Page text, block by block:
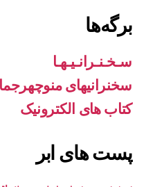
برگه‌ها
سـخـنـرانـیـهـا
سخنرانیهای
کتاب های الکترونیک
پست های ابر